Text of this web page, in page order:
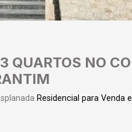
QUARTOS NO
Residencial para Venda